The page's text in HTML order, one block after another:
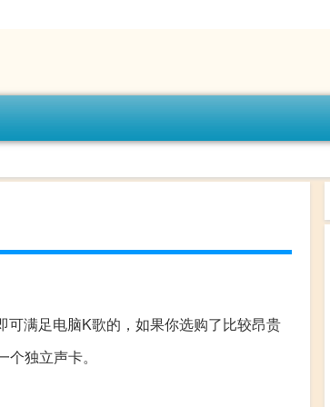
可满足电脑K歌的，如果你选购了比较昂贵
独立声卡。